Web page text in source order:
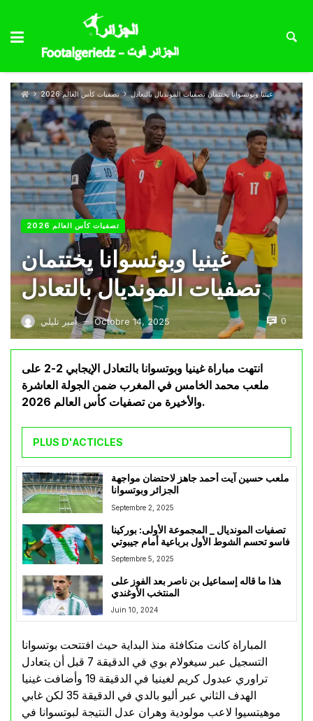
تصفيات كأس العالم 2026 غينيا وبوتسوانا يختتمان تصفيات المونديال بالتعادل
تصفيات كأس العالم 2026
غينيا وبوتسوانا يختتمان
تصفيات المونديال بالتعادل
أمير تليلي — Octobre 14, 2025 0
انتهت مباراة غينيا وبوتسوانا بالتعادل الإيجابي 2-2 على
ملعب محمد الخامس في المغرب ضمن الجولة العاشرة
والأخيرة من تصفيات كأس العالم 2026.
PLUS D'ACTICLES
ملعب حسين آيت أحمد جاهز لاحتضان مواجهة
الجزائر وبوتسوانا
Septembre 2, 2025
تصفيات المونديال _ المجموعة الأولى: بوركينا
فاسو تحسم الشوط الأول برباعية أمام جيبوتي
Septembre 5, 2025
هذا ما قاله إسماعيل بن ناصر بعد الفوز على
المنتخب الأوغندي
Juin 10, 2024
المباراة كانت متكافئة منذ البداية حيث افتتحت بوتسوانا
التسجيل عبر سيغولام بوي في الدقيقة 7 قبل أن يتعادل
تراوري عبدول كريم لغينيا في الدقيقة 19 وأضافت غينيا
الهدف الثاني عبر أليو بالدي في الدقيقة 35 لكن غابي
موهيتسيوا لاعب مولودية وهران عدل النتيجة لبوتسوانا في